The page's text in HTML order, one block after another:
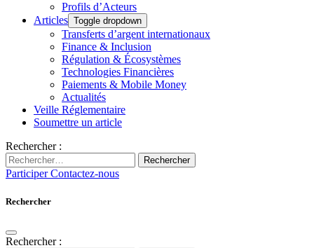
Profils d’Acteurs
Articles Toggle dropdown
Transferts d’argent internationaux
Finance & Inclusion
Régulation & Écosystèmes
Technologies Financières
Paiements & Mobile Money
Actualités
Veille Réglementaire
Soumettre un article
Rechercher :
Rechercher
ParticiperContactez-nous
Rechercher
Rechercher :